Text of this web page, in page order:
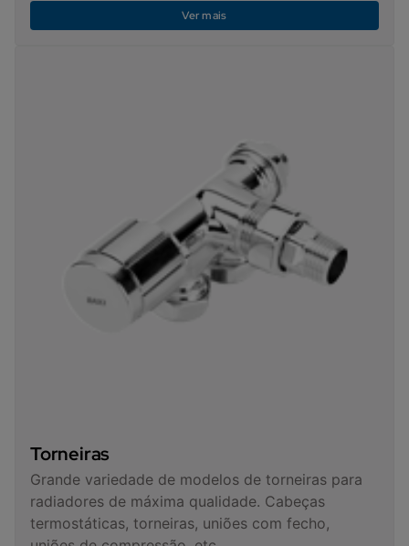
Ver mais
Torneiras
Grande variedade de modelos de torneiras para
radiadores de máxima qualidade. Cabeças
termostáticas, torneiras, uniões com fecho,